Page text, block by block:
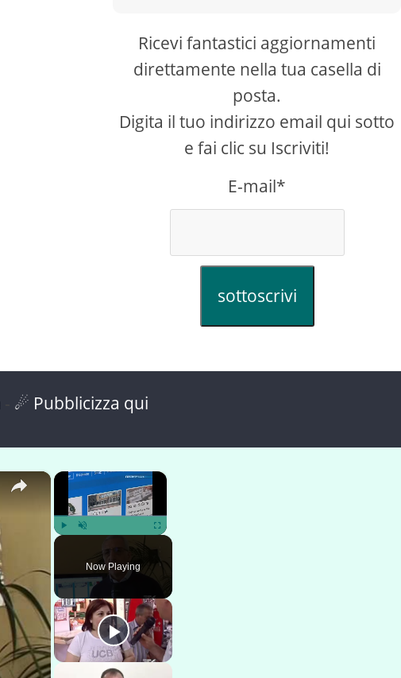
Ricevi fantastici aggiornamenti
direttamente nella tua casella di
posta.
Digita il tuo indirizzo email qui sotto
e fai clic su Iscriviti!
E-mail*
sottoscrivi
☄ Pubblicizza qui
×
Fullscreen
Now Playing
×